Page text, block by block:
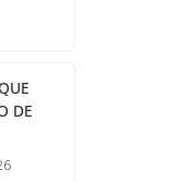
DE